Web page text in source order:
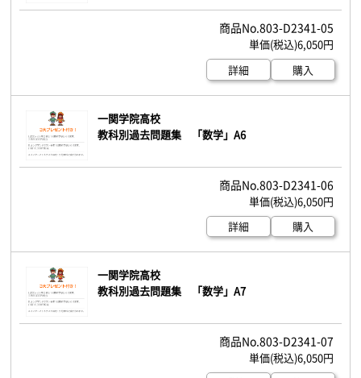
803-D2341-05
6,050円
詳細
購入
一関学院高校
教科別過去問題集 「数学」A6
803-D2341-06
6,050円
詳細
購入
一関学院高校
教科別過去問題集 「数学」A7
803-D2341-07
6,050円